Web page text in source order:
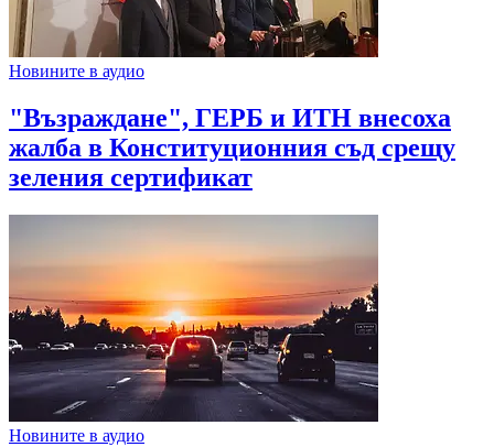
Новините в аудио
"Възраждане", ГЕРБ и ИТН внесоха
жалба в Конституционния съд срещу
зеления сертификат
Новините в аудио